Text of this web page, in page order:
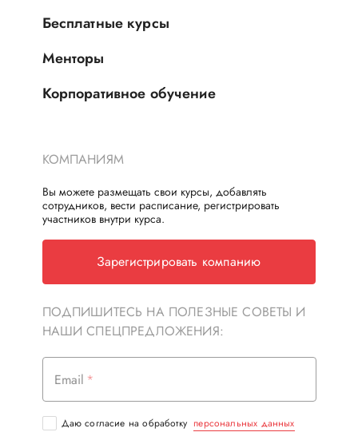
Бесплатные курсы
Менторы
Корпоративное обучение
КОМПАНИЯМ
Вы можете размещать свои курсы, добавлять
сотрудников, вести расписание, регистрировать
участников внутри курса.
Зарегистрировать компанию
ПОДПИШИТЕСЬ НА ПОЛЕЗНЫЕ СОВЕТЫ И
НАШИ СПЕЦПРЕДЛОЖЕНИЯ:
Email
Даю согласие на обработку персональных данных